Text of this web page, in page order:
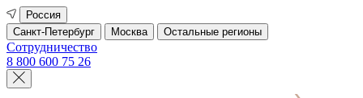
Россия
Санкт-Петербург
Москва Остальные регионы
Сотрудничество
8 800 600 75 26